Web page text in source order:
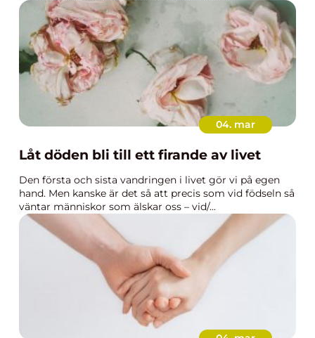
04. mar
Låt döden bli till ett firande av livet
Den första och sista vandringen i livet gör vi på egen
hand. Men kanske är det så att precis som vid födseln så
väntar människor som älskar oss – vid/...